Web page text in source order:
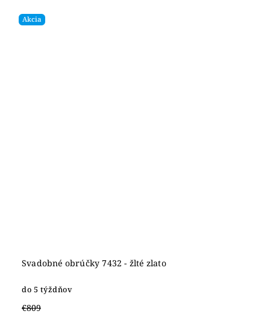
Akcia
Svadobné obrúčky 7432 - žlté zlato
do 5 týždňov
€809